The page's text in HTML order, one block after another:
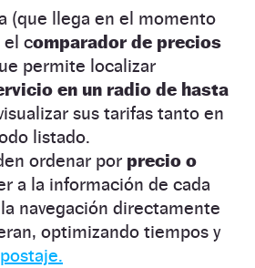
(que llega en el momento
el comparador de precios
permite localizar
en un radio de hasta
sus tarifas tanto en
listado.
ordenar por precio o
a la información de cada
navegación directamente
optimizando tiempos y